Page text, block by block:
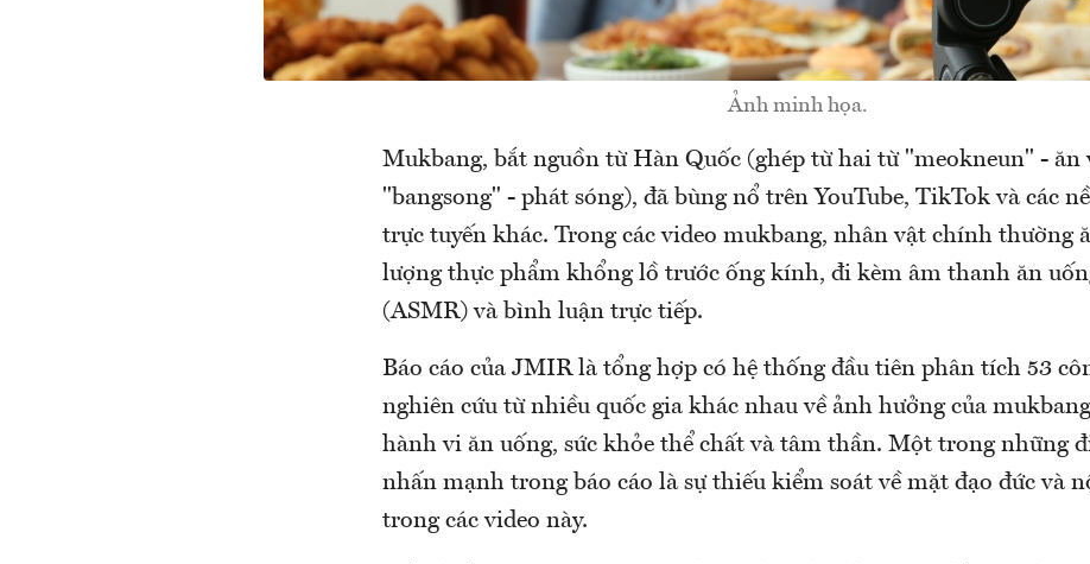
Ảnh minh họa.
Mukbang, bắt nguồn từ Hàn Quốc (ghép từ hai từ "meokneun" - ăn
"bangsong" - phát sóng), đã bùng nổ trên YouTube, TikTok và các
trực tuyến khác. Trong các video mukbang, nhân vật chính thường
lượng thực phẩm khổng lồ trước ống kính, đi kèm âm thanh ăn
(ASMR) và bình luận trực tiếp.
Báo cáo của JMIR là tổng hợp có hệ thống đầu tiên phân tích 53
nghiên cứu từ nhiều quốc gia khác nhau về ảnh hưởng của
hành vi ăn uống, sức khỏe thể chất và tâm thần. Một trong những
nhấn mạnh trong báo cáo là sự thiếu kiểm soát về mặt đạo đức và
trong các video này.